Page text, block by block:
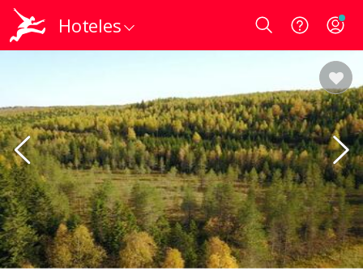
Hoteles Login